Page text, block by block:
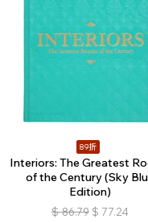
89折
Interiors: The Greatest
of the Century (Sky
Edition)
$ 86.79 $ 77.24